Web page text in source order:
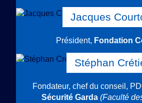
Jacques
Président, Fondation
Stéphan
Fondateur, chef du conseil,
Sécurité Garda (Faculté